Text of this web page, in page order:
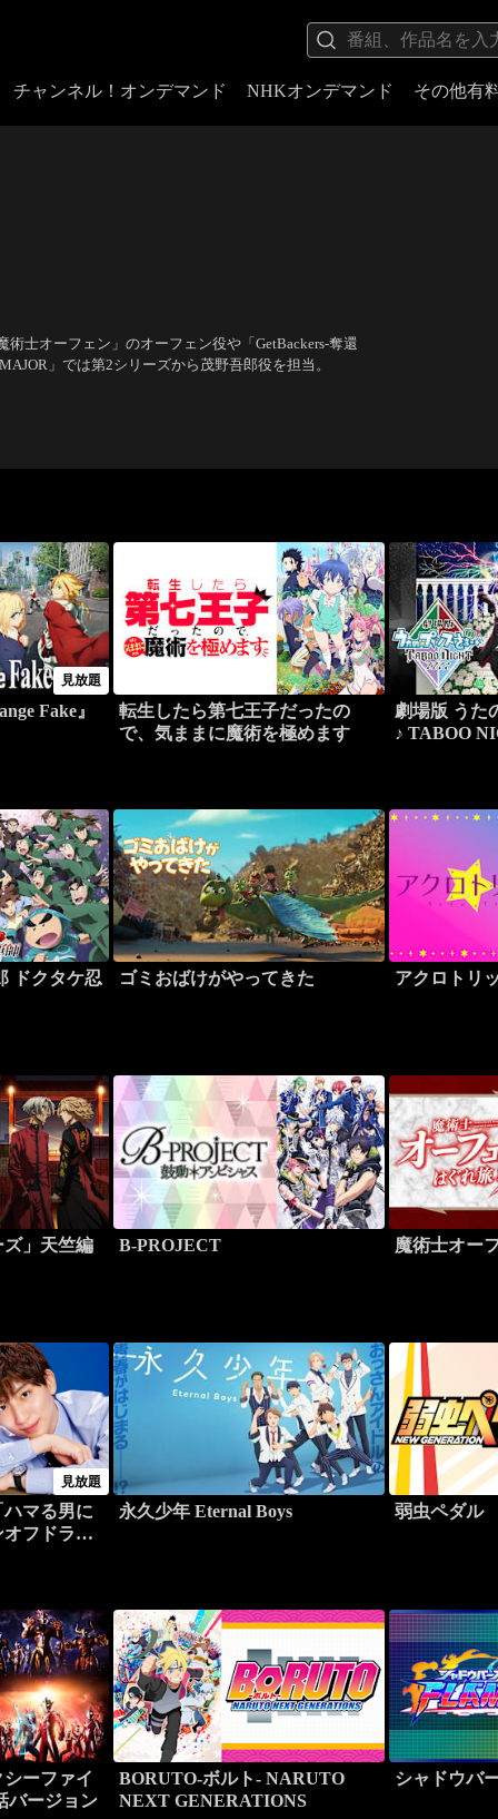
チャンネル！オンデマンド NHKオンデマンド その他有
士オーフェン」のオーフェン役や「GetBackers-奪還
」では第2シリーズから茂野吾郎役を担当。
見放題
Fake』
転生したら第七王子だったの
で、気ままに魔術を極めます
劇場版 うた
♪ TABOO
ドクタケ忍 ゴミおばけがやってきた アクロトリ
」天竺編 B-PROJECT 魔術士オー
見放題
マる男に
フドラマ
永久少年 Eternal Boys 弱虫ペダル
ーファイ
バージョン
BORUTO-ボルト- NARUTO
NEXT GENERATIONS
シャドウバ